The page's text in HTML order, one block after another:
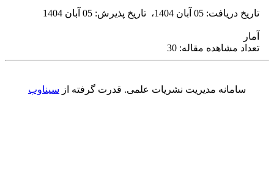
تاریخ دریافت: 05 آبان 1404 ، تاریخ پذیرش: 05 آبان 1404
آمار
تعداد مشاهده مقاله: 30
سامانه مدیریت نشریات علمی. قدرت گرفته از سیناوب